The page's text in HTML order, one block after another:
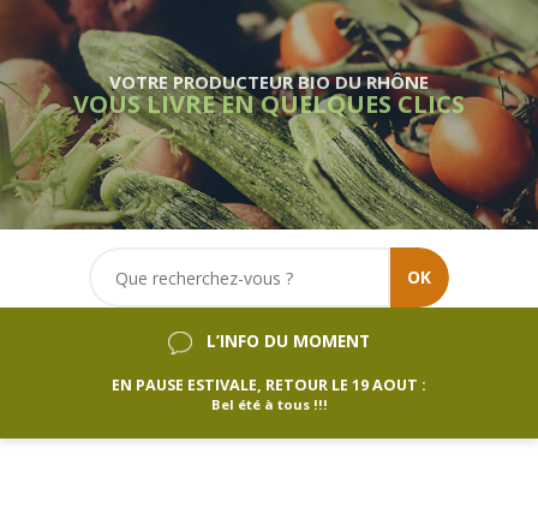
VOTRE PRODUCTEUR BIO DU RHÔNE
VOUS LIVRE EN QUELQUES CLICS
OK
L’INFO DU MOMENT
EN PAUSE ESTIVALE, RETOUR LE 19 AOUT :
Bel été à tous !!!